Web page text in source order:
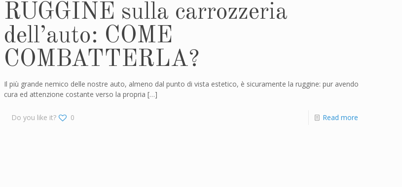
RUGGINE sulla carrozzeria
dell’auto: COME
COMBATTERLA?
Il più grande nemico delle nostre auto, almeno dal punto di vista estetico, è sicuramente la ruggine: pur avendo
cura ed attenzione costante verso la propria […]
Do you like it? 0 Read more